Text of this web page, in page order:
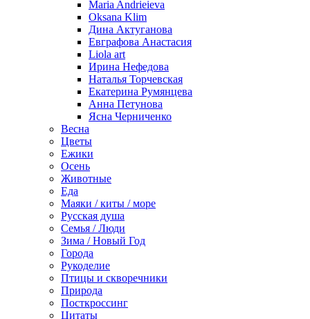
Maria Andrieieva
Oksana Klim
Дина Актуганова
Евграфова Анастасия
Liola art
Ирина Нефедова
Наталья Торчевская
Екатерина Румянцева
Анна Петунова
Ясна Черниченко
Весна
Цветы
Ежики
Осень
Животные
Еда
Маяки / киты / море
Русская душа
Семья / Люди
Зима / Новый Год
Города
Рукоделие
Птицы и скворечники
Природа
Посткроссинг
Цитаты